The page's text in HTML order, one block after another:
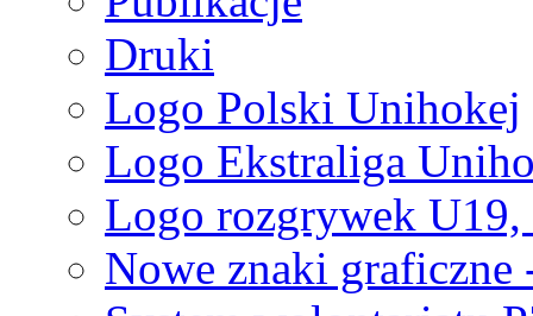
Druki
Logo Polski Unihokej
Logo Ekstraliga
Logo rozgrywek
Nowe znaki graficzne